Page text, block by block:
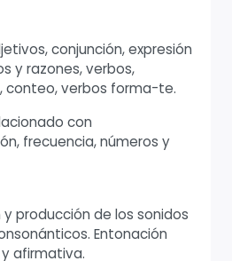
conjunción, expresión
y razones, verbos,
conteo, verbos forma-te.
con
frecuencia, números y
producción de los sonidos
Entonación
afirmativa.